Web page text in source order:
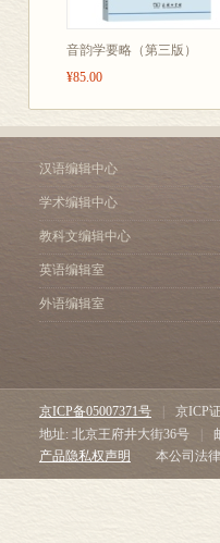
音韵学要略（第三版）
¥85.00
汉语编辑中心
学术编辑中心
教科文编辑中心
英语编辑室
外语编辑室
京ICP备05007371号 京ICP
地址: 北京王府井大街36号
产品隐私权声明
本公司法